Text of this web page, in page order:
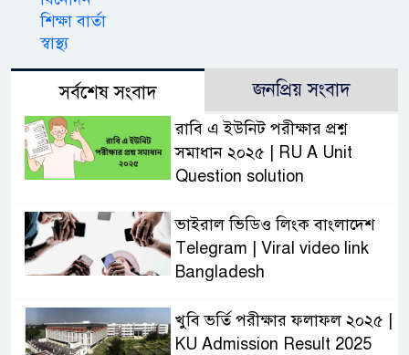
শিক্ষা বার্তা
স্বাস্থ্য
সর্বশেষ সংবাদ জনপ্রিয় সংবাদ
রাবি এ ইউনিট পরীক্ষার প্রশ্ন
সমাধান ২০২৫ | RU A Unit
Question solution
ভাইরাল ভিডিও লিংক বাংলাদেশ
Telegram | Viral video link
Bangladesh
খুবি ভর্তি পরীক্ষার ফলাফল ২০২৫ |
KU Admission Result 2025